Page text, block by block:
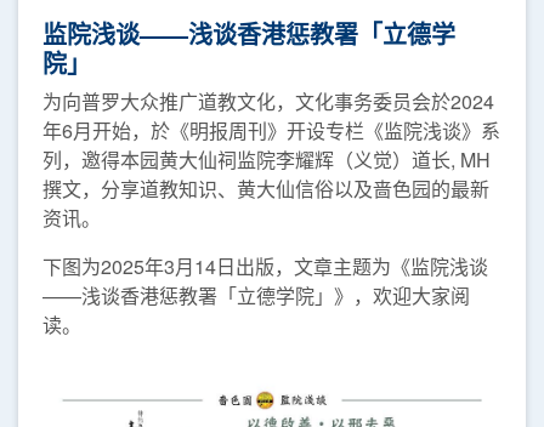
监院浅谈——浅谈香港惩教署「立德学
院」
为向普罗大众推广道教文化，文化事务委员会於2024
年6月开始，於《明报周刊》开设专栏《监院浅谈》系
列，邀得本园黄大仙祠监院李耀辉（义觉）道长, MH
撰文，分享道教知识、黄大仙信俗以及啬色园的最新
资讯。
下图为2025年3月14日出版，文章主题为《监院浅谈
——浅谈香港惩教署「立德学院」》，欢迎大家阅
读。